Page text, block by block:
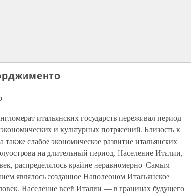
итальянских государств переживал период
и культурных потрясений. Близость к
слабое экономическое развитие итальянских
на длительный период. Население Италии,
распределялось крайне неравномерно. Самым
являлось созданное Наполеоном Итальянское
Население всей Италии — в границах будущего